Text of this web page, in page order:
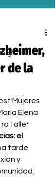
de la
Mujeres
Elena
taller
el
tarde
y